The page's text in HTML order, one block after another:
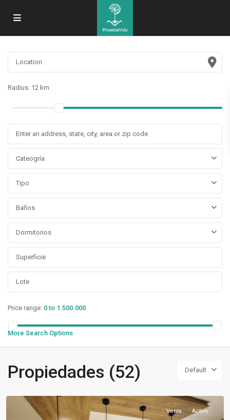
Radius: 12 km
Cateogría
Tipo
Baños
Dormitorios
Price range: 0 to 1.500.000
More Search Options
Default
Propiedades (52)
Centro
Venta Activo